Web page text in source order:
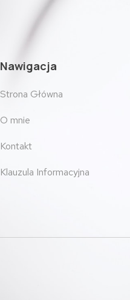
Nawigacja
Strona Główna
O mnie
Kontakt
Klauzula Informacyjna